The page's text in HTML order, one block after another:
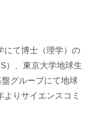
にて博士（理学）の
）、東京大学地球生
グループにて地球
りサイエンスコミ